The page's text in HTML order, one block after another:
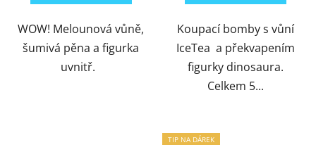
WOW! Melounová vůně,
šumivá pěna a figurka
uvnitř.
Koupací bomby s vůní
IceTea a překvapením
figurky dinosaura.
Celkem 5...
TIP NA DÁREK